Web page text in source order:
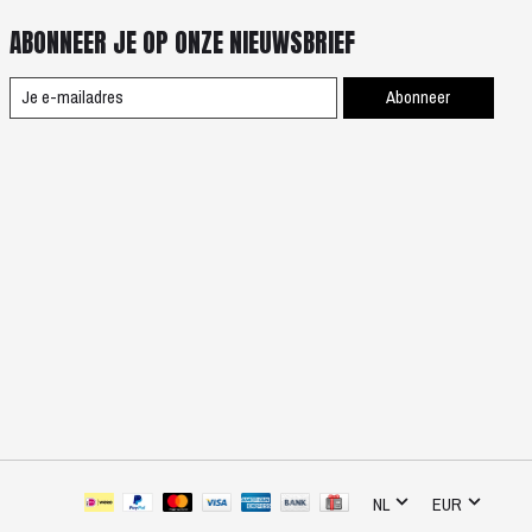
ABONNEER JE OP ONZE NIEUWSBRIEF
Abonneer
NL EUR